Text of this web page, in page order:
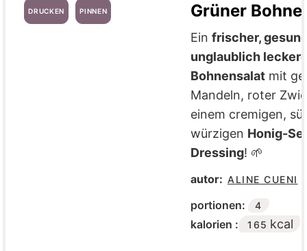
DRUCKEN PINNEN Grüner
Ein frischer,
unglaublich
Bohnensalat mit
Mandeln, roter
einem cremigen,
würzigen Honig-
Dressing! 🌱
autor: ALINE CUENI
portionen: 4
kalorien : 165 kcal